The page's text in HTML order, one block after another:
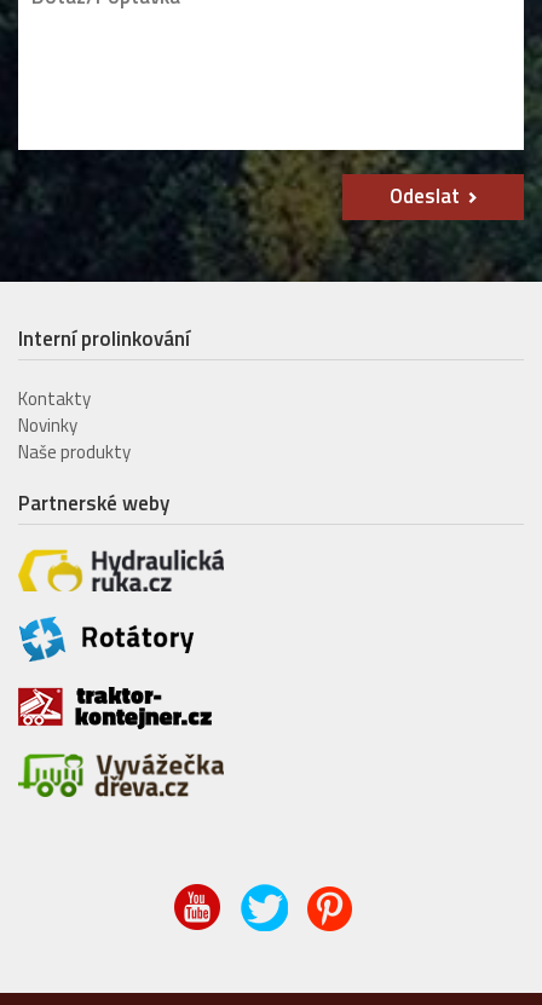
Odeslat
Interní prolinkování
Kontakty
Novinky
Naše produkty
Partnerské weby